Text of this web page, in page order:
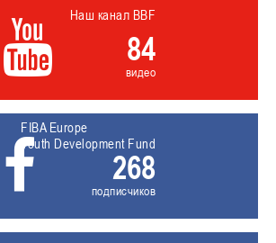
Наш канал BBF
84
видео
FIBA Europe
Youth Development Fund
268
подписчиков